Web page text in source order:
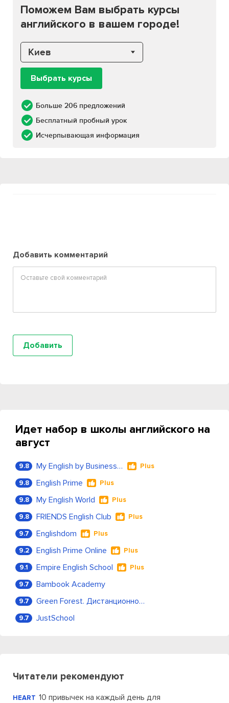
Поможем Вам выбрать курсы
английского в вашем городе!
Киев
Выбрать курсы
Больше 206 предложений
Бесплатный пробный урок
Исчерпывающая информация
Добавить комментарий
Идет набор в школы английского на
август
9.8 My English by Business Language Plus
9.8 English Prime Plus
9.8 My English World Plus
9.8 FRIENDS English Club Plus
9.7 Englishdom Plus
9.2 English Prime Online Plus
9.1 Empire English School Plus
9.7 Bambook Academy
9.7 Green Forest. Дистанционное обучение
9.7 JustSchool
Читатели рекомендуют
HEART 10 привычек на каждый день для